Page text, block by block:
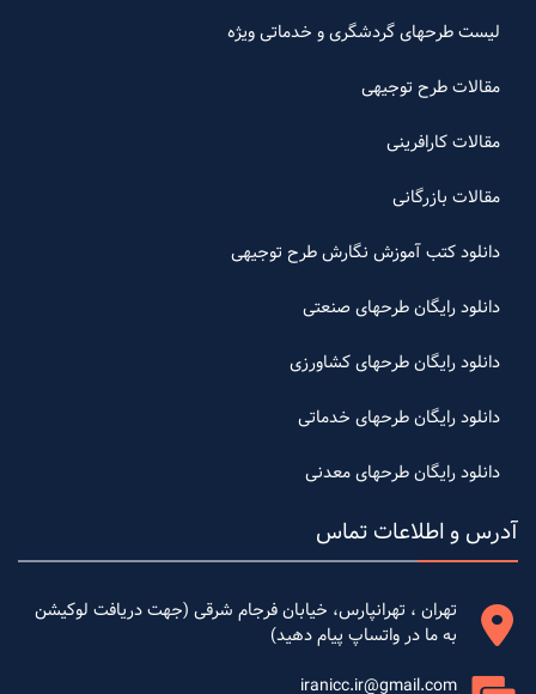
لیست طرحهای گردشگری و خدماتی ویژه
مقالات طرح توجیهی
مقالات کارافرینی
مقالات بازرگانی
دانلود کتب آموزش نگارش طرح توجیهی
دانلود رایگان طرحهای صنعتی
دانلود رایگان طرحهای کشاورزی
دانلود رایگان طرحهای خدماتی
دانلود رایگان طرحهای معدنی
آدرس و اطلاعات تماس
تهران ، تهرانپارس، خیابان فرجام شرقی (جهت دریافت لوکیشن
به ما در واتساپ پیام دهید)
iranicc.ir@gmail.com